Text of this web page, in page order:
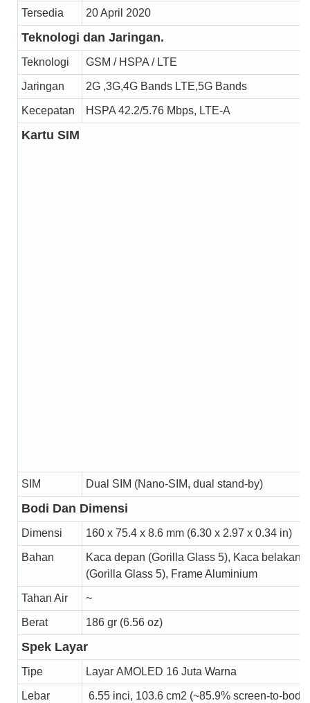
Tersedia 20 April 2020
Teknologi dan Jaringan.
Teknologi GSM / HSPA / LTE
Jaringan 2G ,3G,4G Bands LTE,5G Bands
Kecepatan HSPA 42.2/5.76 Mbps, LTE-A
Kartu SIM
SIM Dual SIM (Nano-SIM, dual stand-by)
Bodi Dan Dimensi
Dimensi 160 x 75.4 x 8.6 mm (6.30 x 2.97 x 0.34 in)
Bahan
Kaca depan (Gorilla Glass 5), Kaca belakang
(Gorilla Glass 5), Frame Aluminium
Tahan Air ~
Berat 186 gr (6.56 oz)
Spek Layar
Tipe Layar AMOLED 16 Juta Warna
Lebar
6.55 inci, 103.6 cm2 (~85.9% screen-to-body